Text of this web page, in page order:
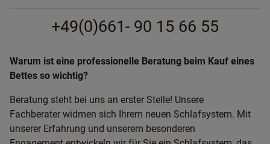
+49(0)661- 90 15 66 55
Warum ist eine professionelle Beratung beim Kauf eines
Bettes so wichtig?
Beratung steht bei uns an erster Stelle! Unsere
Fachberater widmen sich Ihrem neuen Schlafsystem. Mit
unserer Erfahrung und unserem besonderen